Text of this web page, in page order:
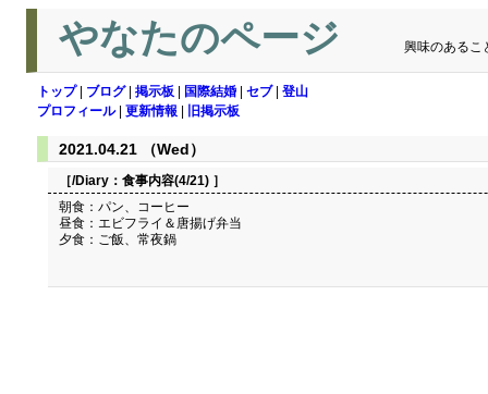
やなたのページ 興味のあるこ
トップ| ブログ| 掲示板 国際結婚 セブ| 登山
プロフィール| 更新情報 旧掲示板
2021.04.21 （Wed）
［/Diary： 食事内容(4/21) ］
朝食：パン、コーヒー
昼食：エビフライ＆唐揚げ弁当
夕食：ご飯、常夜鍋